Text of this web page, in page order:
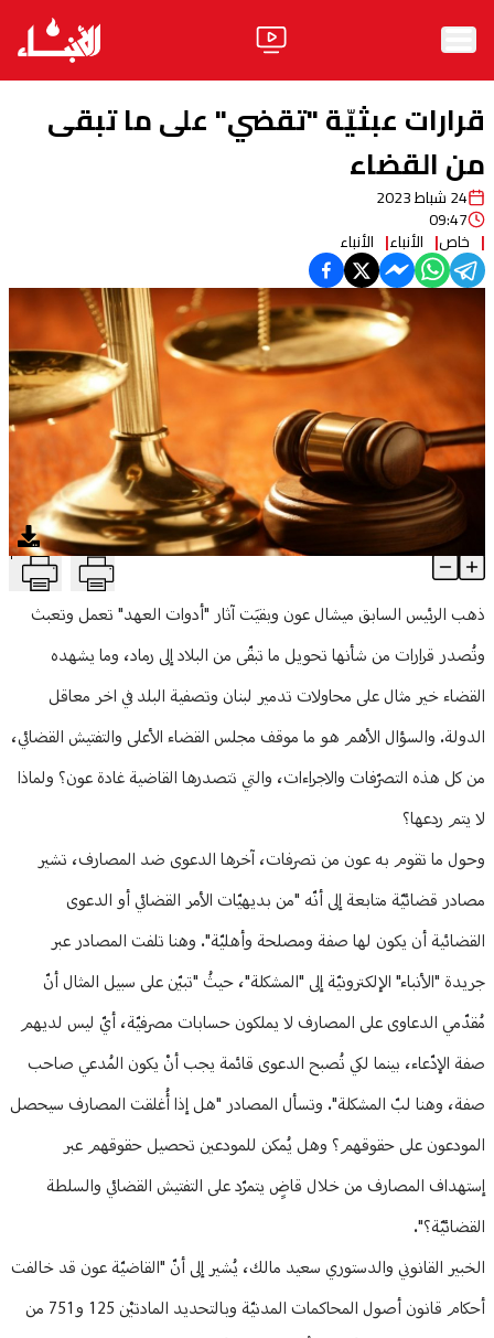
الأخبار
ثقافة ومجتمع
منوعات
آراء
فيديو
مواقف
وليد جنبلاط
الحزب
ابحث
قرارات عبثيّة "تقضي" على ما تبقى
من القضاء
24 شباط 2023
09:47
خاص الأنباء الأنباء
قرارات عبثيّة "تقضي" على ما تبقى من القضاء T
Article Content
ذهب الرئيس السابق ميشال عون وبقيَت آثار "أدوات العهد" تعمل وتعبث
وتُصدر قرارات من شأنها تحويل ما تبقّى من البلاد إلى رماد، وما يشهده
القضاء خير مثال على محاولات تدمير لبنان وتصفية البلد في اخر معاقل
الدولة. والسؤال الأهم هو ما موقف مجلس القضاء الأعلى والتفتيش القضائي،
من كل هذه التصرّفات والاجراءات، والتي تتصدرها القاضية غادة عون؟ ولماذا
لا يتم ردعها؟
وحول ما تقوم به عون من تصرفات، آخرها الدعوى ضد المصارف، تشير
مصادر قضائيّة متابعة إلى أنّه "من بديهيّات الأمر القضائي أو الدعوى
القضائية أن يكون لها صفة ومصلحة وأهليّة". وهنا تلفت المصادر عبر
جريدة "الأنباء" الإلكترونيّة إلى "المشكلة"، حيثُ "تبيّن على سبيل المثال أنّ
مُقدّمي الدعاوى على المصارف لا يملكون حسابات مصرفيّة، أيّ ليس لديهم
صفة الإدّعاء، بينما لكي تُصبح الدعوى قائمة يجب أنْ يكون المُدعي صاحب
صفة، وهنا لبّ المشكلة". وتسأل المصادر "هل إذا أُغلقت المصارف سيحصل
المودعون على حقوقهم؟ وهل يُمكن للمودعين تحصيل حقوقهم عبر
إستهداف المصارف من خلال قاضٍ يتمرّد على التفتيش القضائي والسلطة
القضائيّة؟".
الخبير القانوني والدستوري سعيد مالك، يُشير إلى أنّ "القاضيّة عون قد خالفت
أحكام قانون أصول المحاكمات المدنيّة وبالتحديد المادتيْن 125 و751 من